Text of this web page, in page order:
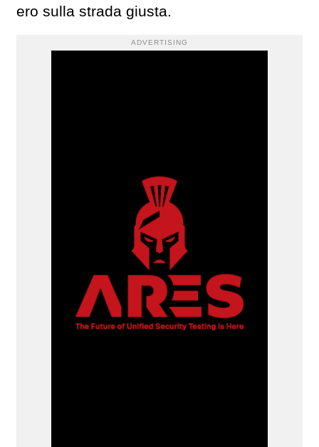
ero sulla strada giusta.
ADVERTISING